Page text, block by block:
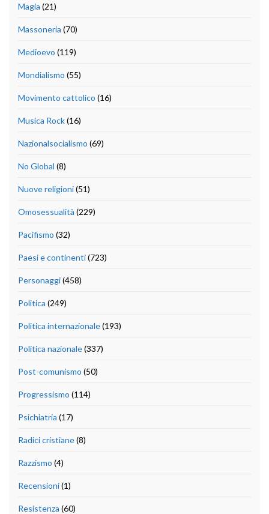
Magia (21)
Massoneria (70)
Medioevo (119)
Mondialismo (55)
Movimento cattolico (16)
Musica Rock(16)
Nazionalsocialismo (69)
No Global (8)
Nuove religioni(51)
Omosessualità (229)
Pacifismo (32)
Paesi e continenti(723)
Personaggi(458)
Politica (249)
Politica internazionale(193)
Politica nazionale(337)
Post-comunismo (50)
Progressismo (114)
Psichiatria (17)
Radici cristiane(8)
Razzismo (4)
Recensioni(1)
Resistenza (60)